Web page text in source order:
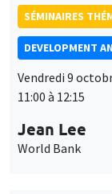
SÉMINAIRES
DEVELOPMENT
Vendredi 9
11:00 à 12:15
Jean Lee
World Bank